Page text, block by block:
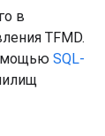
в
TFMD.
SQL-